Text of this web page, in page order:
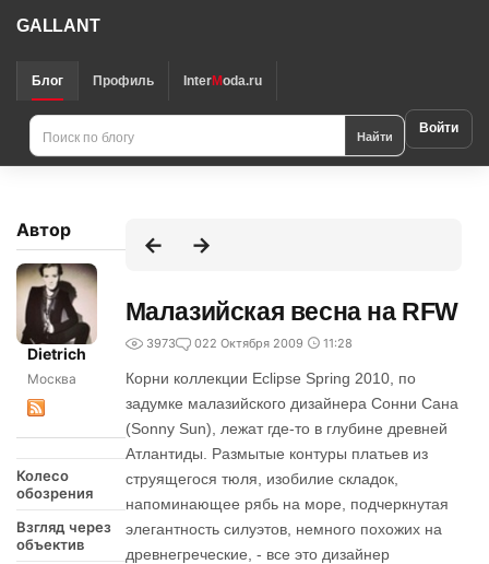
GALLANT
Блог Профиль InterModa.ru
Найти Войти
Автор
Dietrich
Москва
Колесо
обозрения
Взгляд через
объектив
Малазийская весна на RFW
3973 022 Октября 2009 11:28
Корни коллекции Eclipse Spring 2010, по
задумке малазийского дизайнера Сонни Сана
(Sonny Sun), лежат где-то в глубине древней
Атлантиды. Размытые контуры платьев из
струящегося тюля, изобилие складок,
напоминающее рябь на море, подчеркнутая
элегантность силуэтов, немного похожих на
древнегреческие, - все это дизайнер